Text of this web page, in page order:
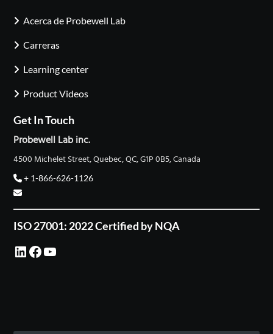
Acerca de Probewell Lab
Carreras
Learning center
Product Videos
Get In Touch
Probewell Lab inc.
4500 Michelet Street, Quebec, QC, G1P 0B5, Canada
+ 1-866-626-1126
ISO 27001: 2022 Certified by NQA
LinkedIn Facebook YouTube